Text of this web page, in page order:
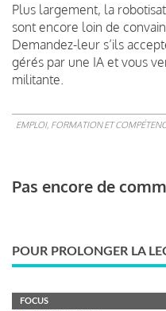
Plus largement, la
sont encore loin de
Demandez-leur s’ils
gérés par une IA et vous
militante.
EMPLOI, FORMATION ET
Pas encore de
POUR PROLONGER LA
FOCUS